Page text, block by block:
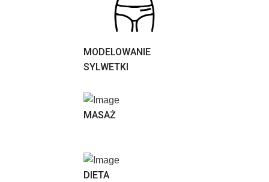
MODELOWANIE
SYLWETKI
MASAŻ
DIETA